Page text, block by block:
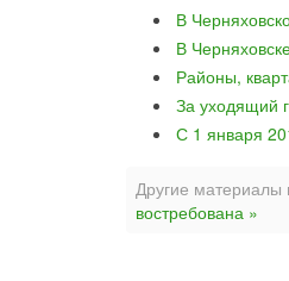
В
В
Районы,
За уходящий
С 1 января
Другие материалы
востребована »